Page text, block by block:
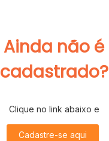
Ainda não é
cadastrado?
Clique no link abaixo e
Cadastre-se aqui